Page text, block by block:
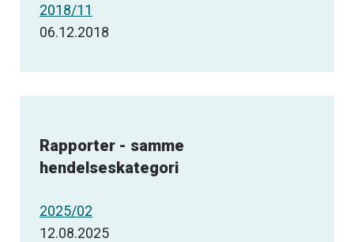
2018/11
06.12.2018
Rapporter - samme
hendelseskategori
2025/02
12.08.2025